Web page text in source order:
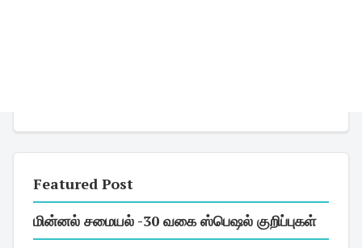
Featured Post
மின்னல் சமையல் -30 வகை ஸ்பெஷல் குறிப்புகள்